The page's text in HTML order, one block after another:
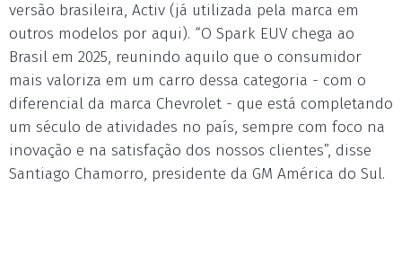
versão brasileira, Activ (já utilizada pela marca em
outros modelos por aqui). “O Spark EUV chega ao
Brasil em 2025, reunindo aquilo que o consumidor
mais valoriza em um carro dessa categoria - com o
diferencial da marca Chevrolet - que está completando
um século de atividades no país, sempre com foco na
inovação e na satisfação dos nossos clientes”, disse
Santiago Chamorro, presidente da GM América do Sul.